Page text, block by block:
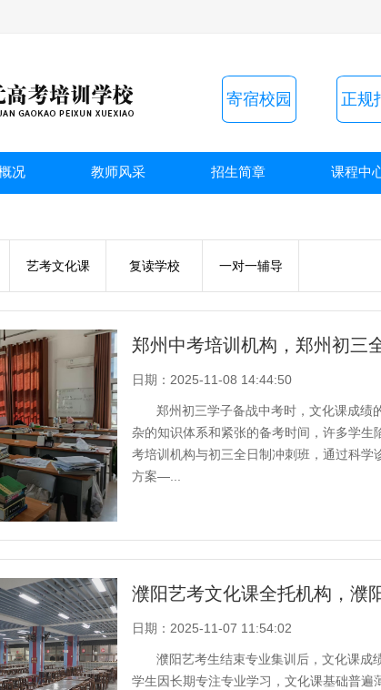
寄宿校园 正规
况 教师风采 招生简章 课程中
艺考文化课 复读学校 一对一辅导
日期：2025-11-08 14:44:50
郑州初三学子备战中考时，文化课成绩
杂的知识体系和紧张的备考时间，许多学生
考培训机构与初三全日制冲刺班，通过科学
方案—...
日期：2025-11-07 11:54:02
濮阳艺考生结束专业集训后，文化课成
学生因长期专注专业学习，文化课基础普遍